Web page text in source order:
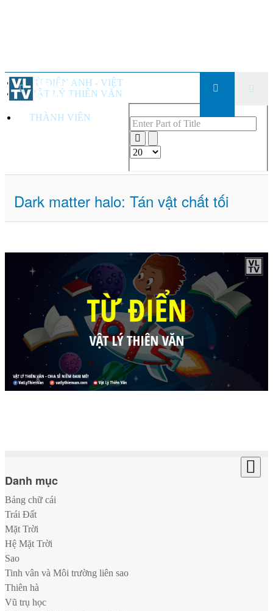
TỪ ĐIỂN ANH - VIỆT
VẬT LÝ THIÊN VĂN
THÀNH VIÊN Enter Part of Title
Display #
Dark matter halo: Tán vật chất tối
Danh mục
Bảng chữ cái
Trái Đất
Mặt Trời
Hệ Mặt Trời
Sao
Tinh vân và Môi trường liên sao
Thiên hà
Vũ trụ học